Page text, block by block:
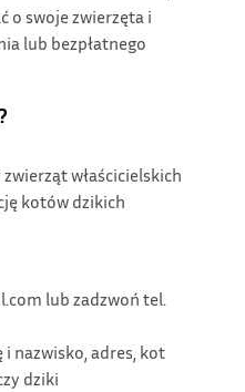
o swoje zwierzęta i
lub bezpłatnego
właścicielskich
kotów dzikich
lub zadzwoń tel.
nazwisko, adres, kot
dziki